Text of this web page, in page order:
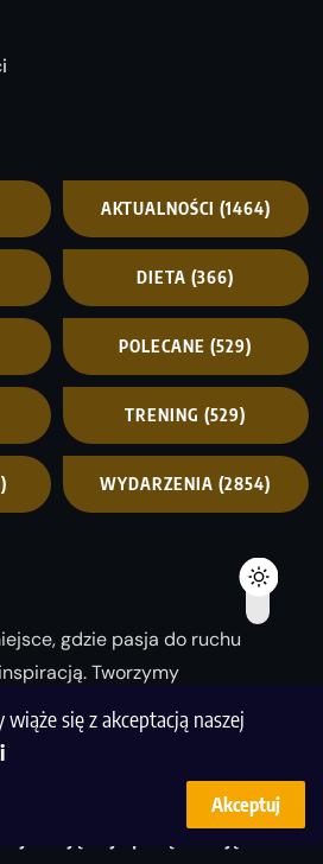
się z akceptacją naszej
Akceptuj
AKTUALNOŚCI (1464)
DIETA (366)
POLECANE (529)
TRENING (529)
WYDARZENIA (2854)
gdzie pasja do ruchu
Tworzymy
na każdym poziomie – od
metę, bo bieganie
to styl życia.
swoją najlepszą wersję!